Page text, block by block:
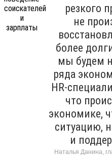
резкого
не
более
мы будем
ряда
HR-
что
экономике,
ситуацию,
и
Наталья Данина,